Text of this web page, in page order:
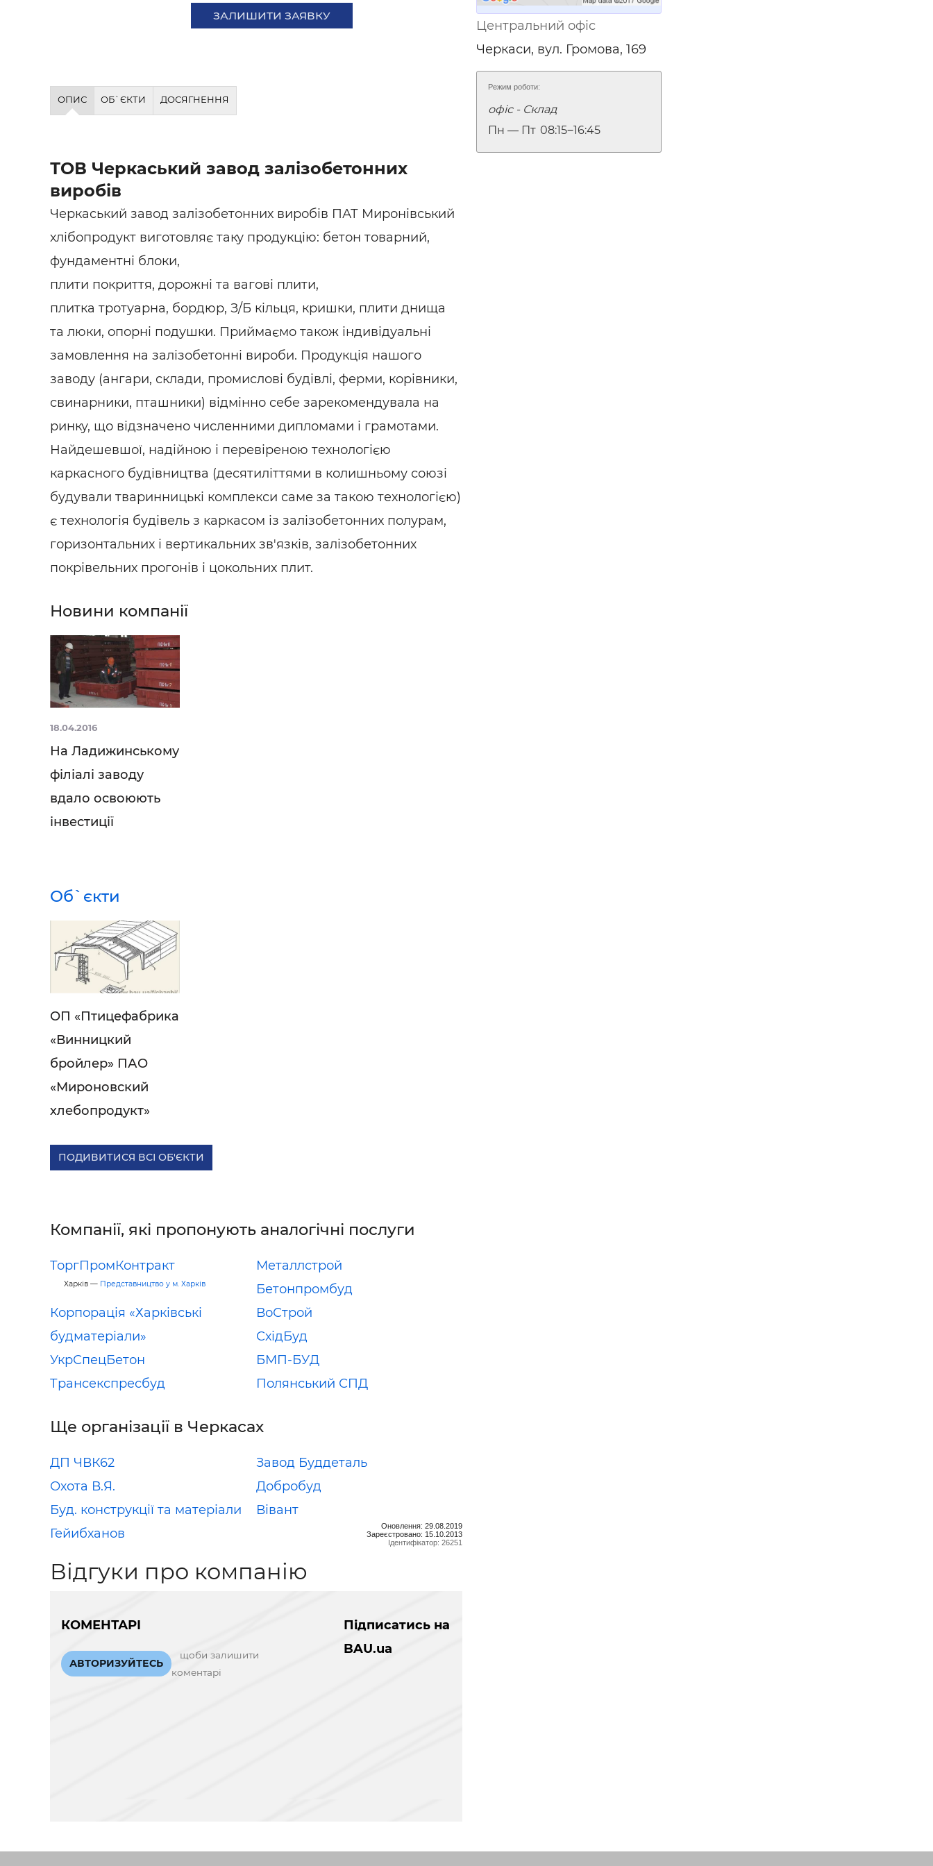
Будівельні і ремонтні послуги
Робота в будівництві —
Резюме
ЗАЛИШИТИ ЗАЯВКУ
ОПИС ОБ`ЄКТИ ДОСЯГНЕННЯ
ТОВ Черкаський завод залізобетонних
виробів
Черкаський завод залізобетонних виробів ПАТ Миронівський
хлібопродукт виготовляє таку продукцію: бетон товарний,
фундаментні блоки,
плити покриття, дорожні та вагові плити,
плитка тротуарна, бордюр, З/Б кільця, кришки, плити днища
та люки, опорні подушки. Приймаємо також індивідуальні
замовлення на залізобетонні вироби. Продукція нашого
заводу (ангари, склади, промислові будівлі, ферми, корівники,
свинарники, пташники) відмінно себе зарекомендувала на
ринку, що відзначено численними дипломами і грамотами.
Найдешевшої, надійною і перевіреною технологією
каркасного будівництва (десятиліттями в колишньому союзі
будували тваринницькі комплекси саме за такою технологією)
є технологія будівель з каркасом із залізобетонних полурам,
горизонтальних і вертикальних зв'язків, залізобетонних
покрівельних прогонів і цокольних плит.
Новини компанії
18.04.2016
На Ладижинському
філіалі заводу
вдало освоюють
інвестиції
Об`єкти
ОП «Птицефабрика
«Винницкий
бройлер» ПАО
«Мироновский
хлебопродукт»
ПОДИВИТИСЯ ВСІ ОБ'ЄКТИ
Компанії, які пропонують аналогічні послуги
ТоргПромКонтракт
Харків — Представництво у м. Харків
Металлстрой
Бетонпромбуд
Корпорація «Харківські
будматеріали»
ВоСтрой
СхідБуд
УкрСпецБетон
БМП-БУД
Трансекспресбуд
Полянський СПД
Ще організації в Черкасах
ДП ЧВК62
Завод Буддеталь
Охота В.Я.
Добробуд
Буд. конструкції та матеріали
Вівант
Гейибханов
Оновлення: 29.08.2019
Зареєстровано: 15.10.2013
Ідентифікатор: 26251
Відгуки про компанію
КОМЕНТАРІ
АВТОРИЗУЙТЕСЬ
щоби залишити
коментарі
Підписатись на
BAU.ua
Центральний офіс
Черкаси, вул. Громова, 169
Режим роботи:
офіс - Склад
Пн — Пт 08:15‒16:45